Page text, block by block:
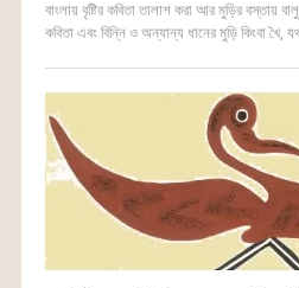
বাংলায় বৃষ্টির কবিতা তালাশ করা আর মুড়ির বস্তায়
কবিতা এবং বিন্নি ও অন্যান্য ধানের মুড়ি কিংবা খৈ,